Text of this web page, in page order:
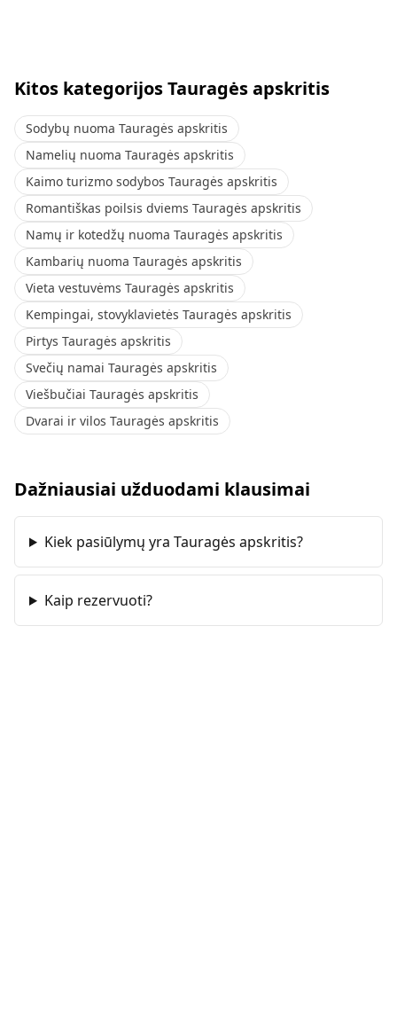
Kitos kategorijos Tauragės apskritis
Sodybų nuoma Tauragės apskritis
Namelių nuoma Tauragės apskritis
Kaimo turizmo sodybos Tauragės apskritis
Romantiškas poilsis dviems Tauragės apskritis
Namų ir kotedžų nuoma Tauragės apskritis
Kambarių nuoma Tauragės apskritis
Vieta vestuvėms Tauragės apskritis
Kempingai, stovyklavietės Tauragės apskritis
Pirtys Tauragės apskritis
Svečių namai Tauragės apskritis
Viešbučiai Tauragės apskritis
Dvarai ir vilos Tauragės apskritis
Dažniausiai užduodami klausimai
Kiek pasiūlymų yra Tauragės apskritis?
Kaip rezervuoti?